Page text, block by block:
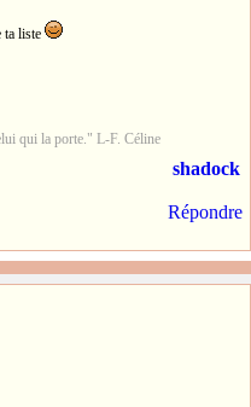
ta liste
qui la porte." L-F. Céline
shadock
Répondre